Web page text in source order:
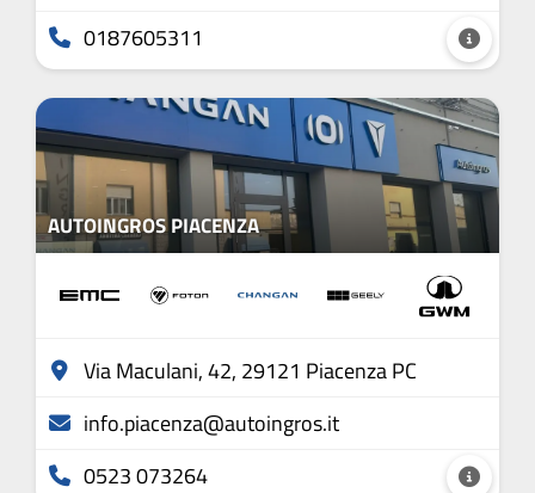
0187605311
AUTOINGROS PIACENZA
Via Maculani, 42, 29121 Piacenza PC
info.piacenza@autoingros.it
0523 073264